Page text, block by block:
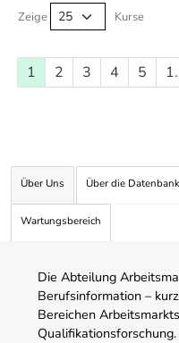
Zeige Kurse
1 2 3 4 5
Über Uns Über die Datenbank
Wartungsbereich
Die Abteilung
Berufsinformation –
Bereichen
Qualifikationsforschung.